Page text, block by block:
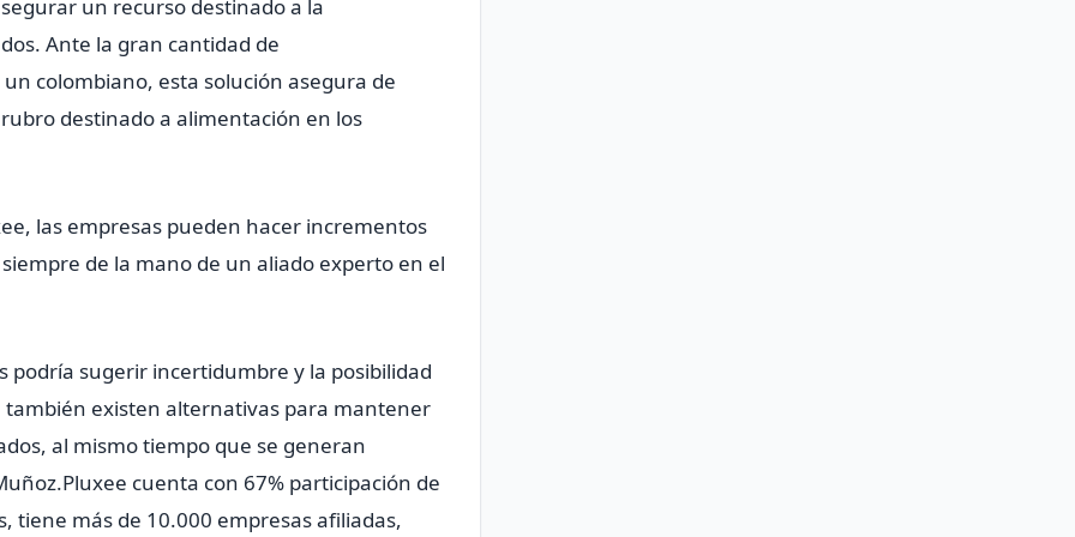
un recurso destinado a la
Ante la gran cantidad de
colombiano, esta solución asegura de
destinado a alimentación en los
las empresas pueden hacer incrementos
de la mano de un aliado experto en el
podría sugerir incertidumbre y la posibilidad
existen alternativas para mantener
al mismo tiempo que se generan
cuenta con 67% participación de
tiene más de 10.000 empresas afiliadas,